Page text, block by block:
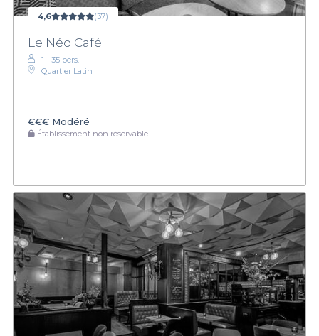
4,6 (37)
Le Néo Café
1 - 35 pers.
Quartier Latin
€€€ Modéré
Établissement non réservable